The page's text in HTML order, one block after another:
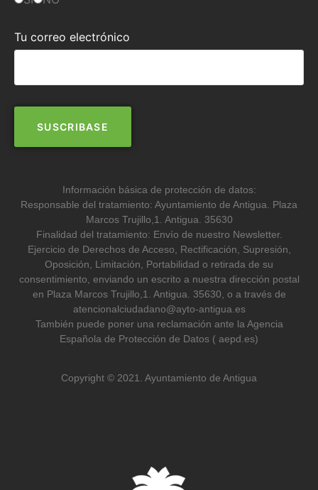
Tu correo electrónico
Información básica de protección de datos:
Responsable del tratamiento: Ayuntamiento de Antigua. Plaza
Marcos Trujillo,1. Antigua. 35630
Finalidad del tratamiento: Envío de nuestro Newsletter.
Ejercicio de Derechos de Acceso, Rectificación, Supresión,
Oposición, Limitación, Portabilidad o retirada de su
consentimiento, enviando un escrito a nuestra dirección postal
en Plaza Marcos Trujillo,1. Antigua. 35630, o a través de
atencionalciudadano@ayto-antigua.es
También puede poner una reclamación ante la Agencia
Española de Protección de Datos ( aepd.es)
Copyright © 2021. Ayuntamiento de Antigua